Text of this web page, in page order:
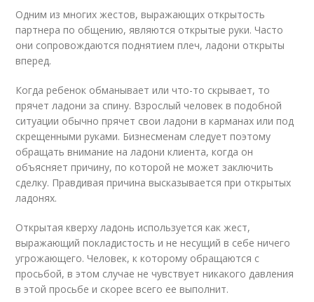
Одним из многих жестов, выражающих открытость
партнера по общению, являются открытые руки. Часто
они сопровождаются поднятием плеч, ладони открыты
вперед.
Когда ребенок обманывает или что-то скрывает, то
прячет ладони за спину. Взрослый человек в подобной
ситуации обычно прячет свои ладони в карманах или под
скрещенными руками. Бизнесменам следует поэтому
обращать внимание на ладони клиента, когда он
объясняет причину, по которой не может заключить
сделку. Правдивая причина высказывается при открытых
ладонях.
Открытая кверху ладонь используется как жест,
выражающий покладистость и не несущий в себе ничего
угрожающего. Человек, к которому обращаются с
просьбой, в этом случае не чувствует никакого давления
в этой просьбе и скорее всего ее выполнит.